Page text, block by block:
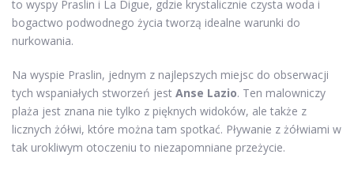
to wyspy Praslin i La Digue, gdzie krystalicznie czysta woda i
bogactwo podwodnego życia tworzą idealne warunki do
nurkowania.
Na wyspie Praslin, jednym z najlepszych miejsc do obserwacji
tych wspaniałych stworzeń jest Anse Lazio. Ten malowniczy
plaża jest znana nie tylko z pięknych widoków, ale także z
licznych żółwi, które można tam spotkać. Pływanie z żółwiami w
tak urokliwym otoczeniu to niezapomniane przeżycie.